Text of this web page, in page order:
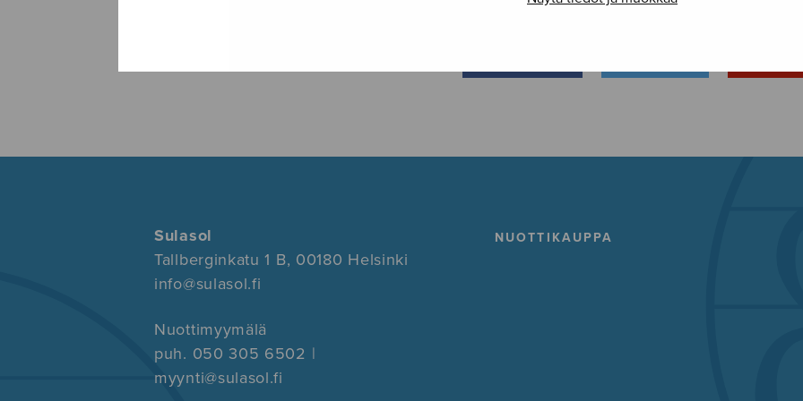
Sulasol
Tallberginkatu 1 B, 00180 Helsinki
info@sulasol.fi
Nuottimyymälä
puh. 050 305 6502 |
myynti@sulasol.fi
NUOTTIKAUPPA